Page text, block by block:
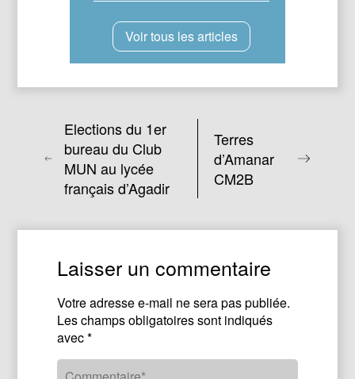
Voir tous les articles
Elections du 1er
bureau du Club
MUN au lycée
français d’Agadir
Terres
d’Amanar
CM2B
Laisser un commentaire
Votre adresse e-mail ne sera pas publiée.
Les champs obligatoires sont indiqués
avec*